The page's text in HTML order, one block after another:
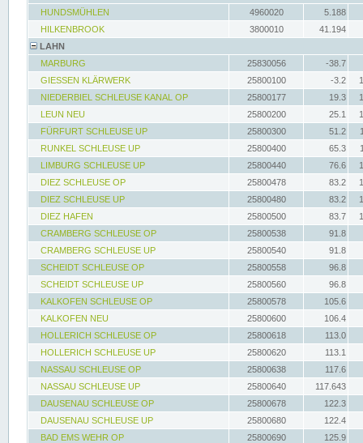
HUNDSMÜHLEN
4960020
5.188
HILKENBROOK
3800010
41.194
LAHN
MARBURG
25830056
-38.7
GIESSEN KLÄRWERK
25800100 -3.2
NIEDERBIEL SCHLEUSE KANAL OP
25800177 19.3
LEUN NEU
25800200 25.1
FÜRFURT SCHLEUSE UP
25800300 51.2
RUNKEL SCHLEUSE UP
25800400 65.3
LIMBURG SCHLEUSE UP
25800440 76.6
DIEZ SCHLEUSE OP
25800478 83.2
DIEZ SCHLEUSE UP
25800480 83.2
DIEZ HAFEN
25800500 83.7
CRAMBERG SCHLEUSE OP
25800538
91.8
CRAMBERG SCHLEUSE UP
25800540
91.8
SCHEIDT SCHLEUSE OP
25800558
96.8
SCHEIDT SCHLEUSE UP
25800560
96.8
KALKOFEN SCHLEUSE OP
25800578
105.6
KALKOFEN NEU
25800600
106.4
HOLLERICH SCHLEUSE OP
25800618
113.0
HOLLERICH SCHLEUSE UP
25800620
113.1
NASSAU SCHLEUSE OP
25800638
117.6
NASSAU SCHLEUSE UP
25800640
117.643
DAUSENAU SCHLEUSE OP
25800678
122.3
DAUSENAU SCHLEUSE UP
25800680
122.4
BAD EMS WEHR OP
25800690
125.9